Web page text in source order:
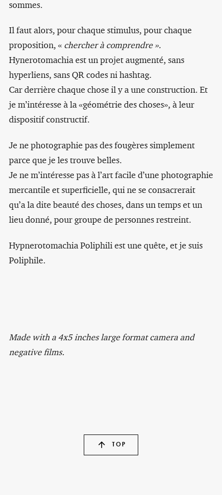
sommes.
Il faut alors, pour chaque stimulus, pour chaque
proposition, « chercher à comprendre ».
Hynerotomachia est un projet augmenté, sans
hyperliens, sans QR codes ni hashtag.
Car derrière chaque chose il y a une construction. Et
je m’intéresse à la «géométrie des choses», à leur
dispositif constructif.
Je ne photographie pas des fougères simplement
parce que je les trouve belles.
Je ne m’intéresse pas à l’art facile d’une photographie
mercantile et superficielle, qui ne se consacrerait
qu’a la dite beauté des choses, dans un temps et un
lieu donné, pour groupe de personnes restreint.
Hypnerotomachia Poliphili est une quête, et je suis
Poliphile.
Made with a 4x5 inches large format camera and
negative films.
TOP